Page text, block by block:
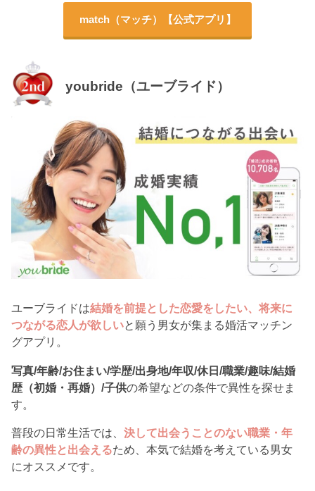
match（マッチ）【公式アプリ】
youbride（ユーブライド）
ユーブライドは結婚を前提とした恋愛をしたい、将来に
つながる恋人が欲しいと願う男女が集まる婚活マッチン
グアプリ。
写真/年齢/お住まい/学歴/出身地/年収/休日/職業/趣味/結婚
歴（初婚・再婚）/子供の希望などの条件で異性を探せま
す。
普段の日常生活では、決して出会うことのない職業・年
齢の異性と出会えるため、本気で結婚を考えている男女
にオススメです。